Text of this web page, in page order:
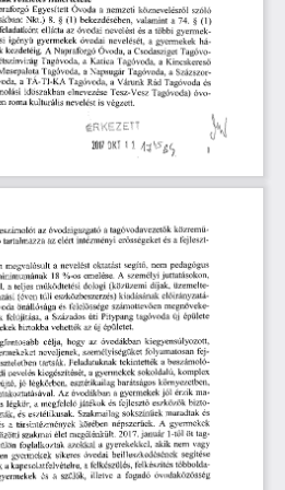
  Egyesített
  Óvoda
  a  nemzeti
  köznevelésről
   szóló
  Nkt.)
  8.
  §
  (1)
  bekezdésében,
  valamint
  a
  74.
  §
  (1)
  ellátta
  az
  óvodai
  nevelést
  és
  a  többi
  gyermek-
  igényű
  gyermekek
  óvodai
  nevelését,
  a
  gyermekek
   há-
  kezdetéig.
  A
  Napraforgó
  Óvoda,
  a  Csodasziget
  Tagóvo-
  Tagóvoda,
  a  Katica
  Tagóvoda,
  a
  Kincskereső
Mesepalota
  Tagóvoda,
  a  Napsugár
  Tagóvoda,
  a  Százszor-
  a TÁ-TI-KA
  Tagóvoda,
  a  Várunk
  Rád
  Tagóvoda
  és
  időszakban
  elnevezése
  Tesz-Vesz
  Tagóvoda)
  óvo-
  roma
  kulturális
nevelést
  is
  végzett.
2017
  OKI
1
  1.
  az
  óvodaigazgató
  a tagóvodavezetők
  közremű-
  tartalmazza
  az
  elért
  intézményi
  erősségeket
  és
  a fejleszt-
  megvalósult
  a
  nevelést
  oktatást
  segítő,
  nem
  pedagógus
   18
  %-os
  emelése.
  A
  személyi
  juttatásokon,
  a  teljes
  működtetési
  dologi
  (közüzemi
  díjak,
  üzemelte-
  (éven
  túli
  eszközbeszerzés)
  kiadásának
  előirányzatá-
  önállósága
  és
  felelőssége
  számottevően
   megnöveke-
  felújítása,
  a  Százados
  úti
  Pitypang
  tagóvoda
  új
  épülete
  birtokba
  vehették
  az
új
  épületet.
  célja,
  hogy
   az
  óvodákban
   kiegyensúlyozott,
  neveljenek,
  személyiségüket
  folyamatosan
  fej-
  tartsák.
  Feladatuknak
  tekintették
  a  beszámoló-
  nevelés
  kiegészítését,
  a gyermekek
  sokoldalú,
  komplex
jó
  légkörben,
  esztétikailag
  barátságos
  környezetben,
  Az
  óvodákban
  a gyermekek
jól
  érzik
  ma-
  légkör,
  a  megfelelő
játékok
  és
  fejlesztő
eszközök
  bizto-
  és
  esztétikusak.
  Szakmailag
  sokszínűek
  maradtak
  és
  a
  társintézmények
  körében
  népszerűek.
   A
   gyermekek
  szakmai
  élet
  megélénkült.
  2017.
január
  1-től
  Öt
tag-
  foglalkoztak
  azokkal
  a  gyerekekkel,
  akik
  nem
  vagy
  gyermekek
  sikeres
  óvodai
  beilleszkedésének
   segítése
  a kapcsolatfelvételre,
  a felkészülés,
  felkészítés
  többolda-
  és
   a
  szülők,
  illetve
   a
  fogadó
   óvodaközösség